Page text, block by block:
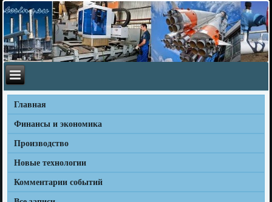
Главная
Финансы и экономика
Производство
Новые технологии
Комментарии событий